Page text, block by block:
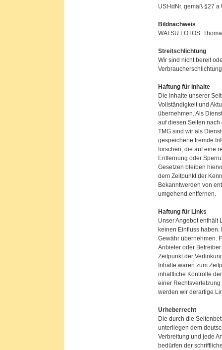
USt-IdNr. gemäß §27
Bildnachweis
WATSU FOTOS:
Streitschlichtung
Wir sind nicht bereit
Haftung für Inhalte
Die Inhalte unserer
Vollständigkeit und
übernehmen. Als
auf diesen Seiten
TMG sind wir als
gespeicherte fremde
forschen, die auf eine
Entfernung oder
Gesetzen bleiben
dem Zeitpunkt der
Bekanntwerden von
umgehend entfernen.
Haftung für Links
Unser Angebot enthält
keinen Einfluss
Gewähr übernehmen.
Anbieter oder
Zeitpunkt der
Inhalte waren zum
inhaltliche Kontrolle
einer
werden wir derartige
Urheberrecht
Die durch die
unterliegen dem
Verbreitung und jede
bedürfen der